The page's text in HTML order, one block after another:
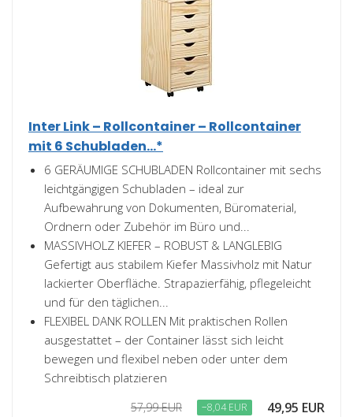
Inter Link – Rollcontainer – Rollcontainer
mit 6 Schubladen...*
6 GERÄUMIGE SCHUBLADEN Rollcontainer mit sechs
leichtgängigen Schubladen – ideal zur
Aufbewahrung von Dokumenten, Büromaterial,
Ordnern oder Zubehör im Büro und...
MASSIVHOLZ KIEFER – ROBUST & LANGLEBIG
Gefertigt aus stabilem Kiefer Massivholz mit Natur
lackierter Oberfläche. Strapazierfähig, pflegeleicht
und für den täglichen...
FLEXIBEL DANK ROLLEN Mit praktischen Rollen
ausgestattet – der Container lässt sich leicht
bewegen und flexibel neben oder unter dem
Schreibtisch platzieren
57,99 EUR −8,04 EUR 49,95 EUR